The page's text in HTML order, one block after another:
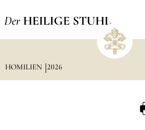
Der HEILIGE STUHL
HOMILIEN 2026